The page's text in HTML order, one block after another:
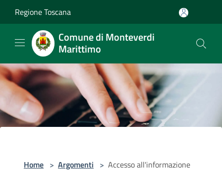
Regione Toscana
Comune di Monteverdi
Marittimo
Home > Argomenti > Accesso all'informazione